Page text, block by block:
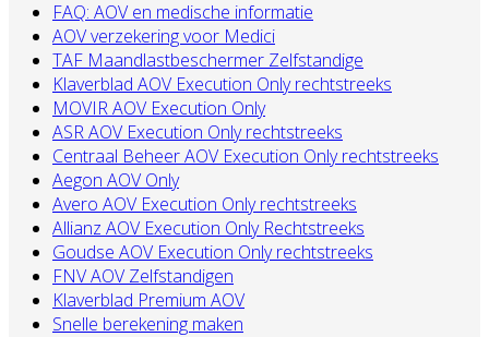
FAQ: AOV en medische informatie
AOV verzekering voor Medici
TAF Maandlastbeschermer Zelfstandige
Klaverblad AOV Execution Only rechtstreeks
MOVIR AOV Execution Only
ASR AOV Execution Only rechtstreeks
Centraal Beheer AOV Execution Only rechtstreeks
Aegon AOV Only
Avero AOV Execution Only rechtstreeks
Allianz AOV Execution Only Rechtstreeks
Goudse AOV Execution Only rechtstreeks
FNV AOV Zelfstandigen
Klaverblad Premium AOV
Snelle berekening maken